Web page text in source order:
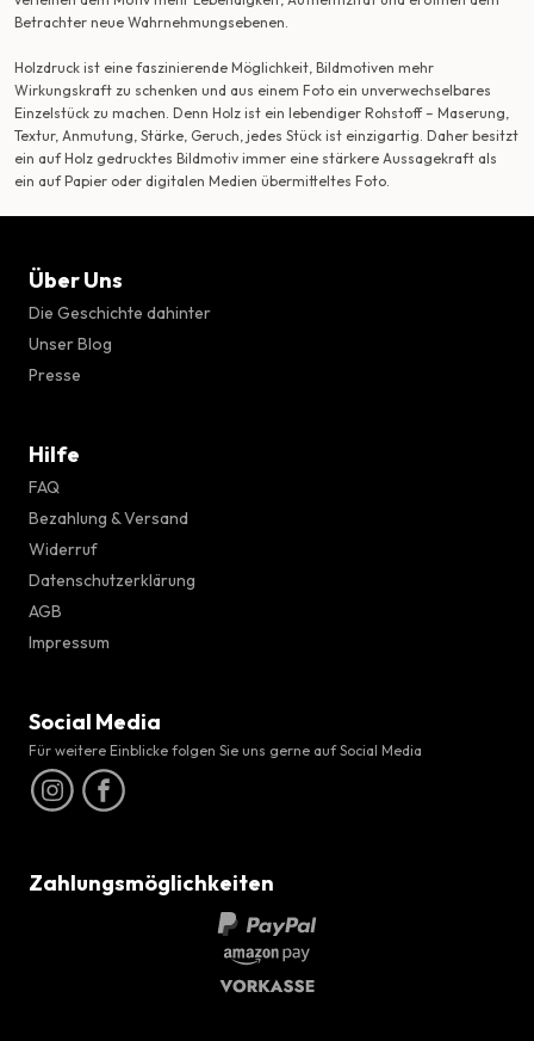
Betrachter neue Wahrnehmungsebenen.
Holzdruck ist eine faszinierende Möglichkeit, Bildmotiven mehr
Wirkungskraft zu schenken und aus einem Foto ein unverwechselbares
Einzelstück zu machen. Denn Holz ist ein lebendiger Rohstoff – Maserung,
Textur, Anmutung, Stärke, Geruch, jedes Stück ist einzigartig. Daher besitzt
ein auf Holz gedrucktes Bildmotiv immer eine stärkere Aussagekraft als
ein auf Papier oder digitalen Medien übermitteltes Foto.
Über Uns
Die Geschichte dahinter
Unser Blog
Presse
Hilfe
FAQ
Bezahlung & Versand
Widerruf
Datenschutzerklärung
AGB
Impressum
Social Media
Für weitere Einblicke folgen Sie uns gerne auf Social Media
Zahlungsmöglichkeiten